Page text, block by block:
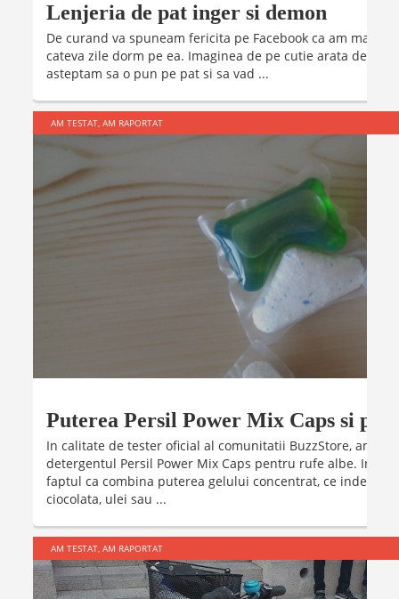
Lenjeria de pat inger si demon
De curand va spuneam fericita pe Facebook ca am mai
cateva zile dorm pe ea. Imaginea de pe cutie arata destul
asteptam sa o pun pe pat si sa vad ...
AM TESTAT, AM RAPORTAT
Puterea Persil Power Mix Caps si
In calitate de tester oficial al comunitatii BuzzStore, am
detergentul Persil Power Mix Caps pentru rufe albe.
faptul ca combina puterea gelului concentrat, ce
ciocolata, ulei sau ...
AM TESTAT, AM RAPORTAT